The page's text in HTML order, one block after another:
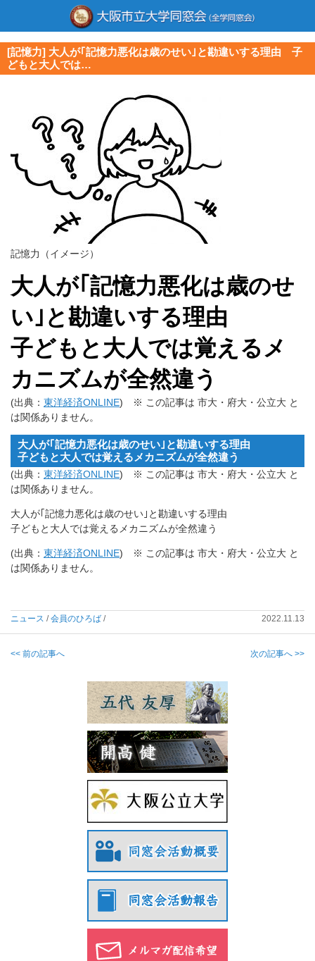
[記憶力] 大人が｢記憶力悪化は歳のせい｣と勘違いする理由 子
どもと大人では…
記憶力（イメージ）
大人が｢記憶力悪化は歳のせ
い｣と勘違いする理由
子どもと大人では覚えるメ
カニズムが全然違う
(出典： 東洋経済ONLINE) ※ この記事は 市大・府大・公立大 と
は関係ありません。
大人が｢記憶力悪化は歳のせい｣と勘違いする理由
子どもと大人では覚えるメカニズムが全然違う
(出典： 東洋経済ONLINE) ※ この記事は 市大・府大・公立大 と
は関係ありません。
大人が｢記憶力悪化は歳のせい｣と勘違いする理由
子どもと大人では覚えるメカニズムが全然違う
(出典： 東洋経済ONLINE) ※ この記事は 市大・府大・公立大 と
は関係ありません。
ニュース /会員のひろば / 2022.11.13
<< 前の記事へ 次の記事へ >>